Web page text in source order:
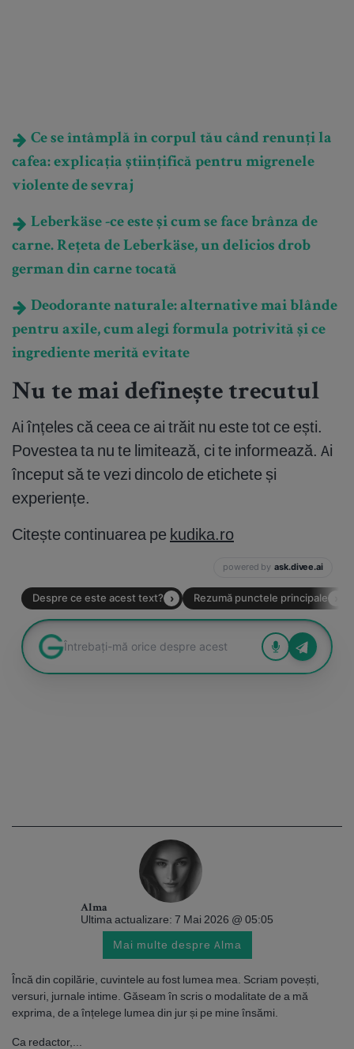
Ce se întâmplă în corpul tău când renunți la
cafea: explicația științifică pentru migrenele
violente de sevraj
Leberkäse -ce este și cum se face brânza de
carne. Rețeta de Leberkäse, un delicios drob
german din carne tocată
Deodorante naturale: alternative mai blânde
pentru axile, cum alegi formula potrivită și ce
ingrediente merită evitate
Nu te mai definește trecutul
Ai înțeles că ceea ce ai trăit nu este tot ce ești.
Povestea ta nu te limitează, ci te informează. Ai
început să te vezi dincolo de etichete și
experiențe.
Citește continuarea pe kudika.ro
Alma
Ultima actualizare: 7 Mai 2026 @ 05:05
Mai multe despre Alma
Încă din copilărie, cuvintele au fost lumea mea. Scriam povești,
versuri, jurnale intime. Găseam în scris o modalitate de a mă
exprima, de a înțelege lumea din jur și pe mine însămi.
Ca redactor,...